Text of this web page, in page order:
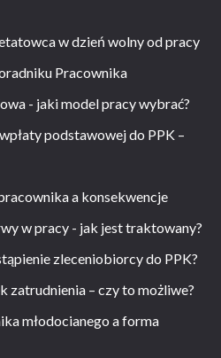
w dzień wolny od pracy
Pracownika
- jaki model pracy wybrać?
podstawowej do PPK –
a konsekwencje
w pracy - jak jest traktowany?
zleceniobiorcy do PPK?
zatrudnienia – czy to możliwe?
młodocianego a forma